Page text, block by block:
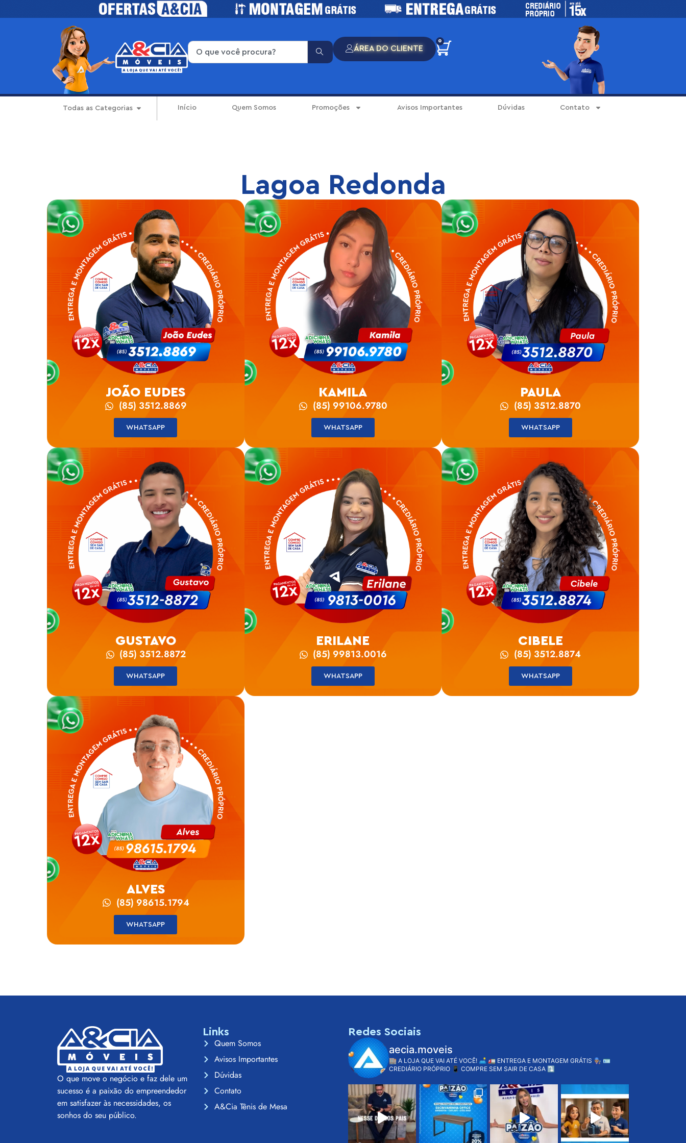
ÁREA DO CLIENTE
0
Todas as Categorias Início Quem Somos Promoções Avisos Importantes Dúvidas Contato
Lagoa Redonda
JOÃO EUDES
(85) 3512.8869
WHATSAPP
KAMILA
(85) 99106.9780
WHATSAPP
PAULA
(85) 3512.8870
WHATSAPP
GUSTAVO
(85) 3512.8872
WHATSAPP
ERILANE
(85) 99813.0016
WHATSAPP
CIBELE
(85) 3512.8874
WHATSAPP
ALVES
(85) 98615.1794
WHATSAPP
O que move o negócio e faz dele um
sucesso é a paixão do empreendedor
em satisfazer às necessidades, os
sonhos do seu público.
Links
Quem Somos
Avisos Importantes
Dúvidas
Contato
A&Cia Tênis de Mesa
Redes Sociais
aecia.moveis
🏬 A LOJA QUE VAI ATÉ VOCÊ! 🛋️ 🚛 ENTREGA E MONTAGEM GRÁTIS 👨🏽‍🔧 🪪
CREDIÁRIO PRÓPRIO 📱 COMPRE SEM SAIR DE CASA ⤵️